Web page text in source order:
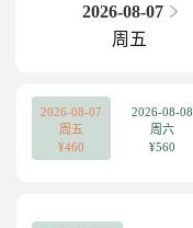
2026-08-07
周五
2026-08-07
周五
¥460
2026-08-08
周六
¥560